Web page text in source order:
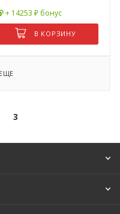
+ 14253 ₽ бонус
В КОРЗИНУ
3